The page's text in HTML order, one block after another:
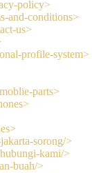
policy>
and-conditions>
us>
profile-system>
parts>
sorong/>
kami/>
buah/>